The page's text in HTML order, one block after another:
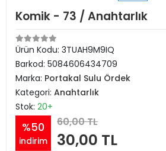
Komik - 73 / Anahtarlık
Ürün Kodu: 3TUAH9M9IQ
Barkod: 5084606434709
Marka: Portakal Sulu Ördek
Kategori: Anahtarlık
Stok: 20+
%50
indirim
60,00 TL
30,00 TL